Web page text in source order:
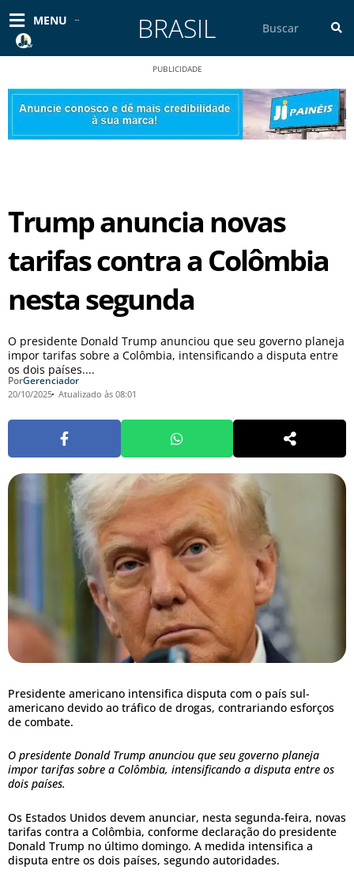
para
conteúdo
MENU BRASIL
PUBLICIDADE
Trump anuncia novas
tarifas contra a Colômbia
nesta segunda
O presidente Donald Trump anunciou que seu governo planeja
impor tarifas sobre a Colômbia, intensificando a disputa entre
os dois países....
PorGerenciador
20/10/2025 Atualizado às 08:01
Presidente americano intensifica disputa com o país sul-
americano devido ao tráfico de drogas, contrariando esforços
de combate.
O presidente Donald Trump anunciou que seu governo planeja
impor tarifas sobre a Colômbia, intensificando a disputa entre os
dois países.
Os Estados Unidos devem anunciar, nesta segunda-feira, novas
tarifas contra a Colômbia, conforme declaração do presidente
Donald Trump no último domingo. A medida intensifica a
disputa entre os dois países, segundo autoridades.